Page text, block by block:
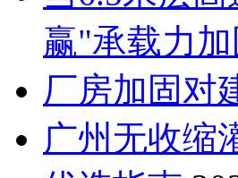
赢"承载力
厂房加固对
广州无收缩